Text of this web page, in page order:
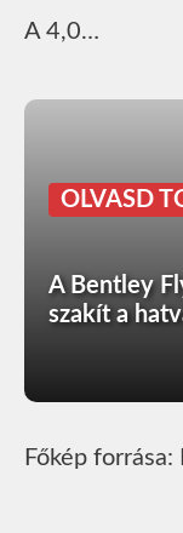
A 4,0…
OLVASD
A Bentley
szakít a
Főkép